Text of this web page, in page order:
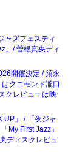
ャズフェスティ
」/ 曽根真央ディ
開催決定 / 須永
クニモンド瀧口
クレビューは映
UP」 / 「夜ジャ
My First Jazz」
ディスクレビュ